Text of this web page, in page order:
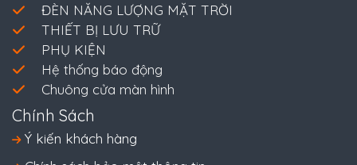
ĐÈN NĂNG LƯỢNG MẶT TRỜI
THIẾT BỊ LƯU TRỮ
PHỤ KIỆN
Hệ thống báo động
Chuông cửa màn hình
Chính Sách
Ý kiến khách hàng